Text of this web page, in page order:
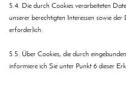
5.4. Die durch Cookies verarbeiteten
unserer berechtigten Interessen sowie
erforderlich.
5.5. Über Cookies, die durch
informiere ich Sie unter Punkt 6 dieser